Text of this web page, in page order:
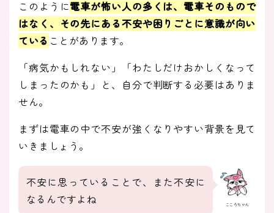
このように電車が怖い人の多くは、電車そのもので
はなく、その先にある不安や困りごとに意識が向い
ている ことがあります。
「病気かもしれない」「わたしだけおかしくなって
しまったのかも」と、自分で判断する必要はありま
せん。
まずは電車の中で不安が強くなりやすい背景を見て
いきましょう。
こころちゃん
不安に思っていることで、また不安に
なるんですよね